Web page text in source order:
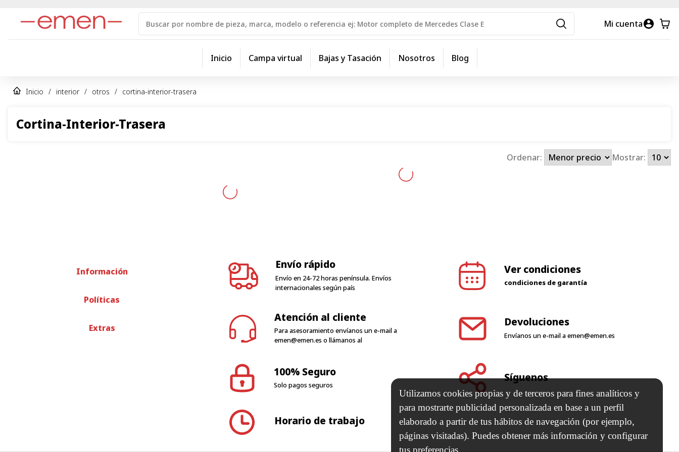
Mi cuenta
Inicio Campa virtual Bajas y Tasación Nosotros Blog
Inicio / interior / otros / cortina-interior-trasera
Cortina-Interior-Trasera
Ordenar: Mostrar:
Información
Políticas
Extras
Envío rápido
Envío en 24-72 horas península. Envíos
internacionales según país
Ver condiciones
condiciones de garantía
Atención al cliente
Para asesoramiento envíanos un e-mail a
emen@emen.es o llámanos al
Devoluciones
Envíanos un e-mail aemen@emen.es
100% Seguro
Solo pagos seguros
Síguenos
Horario de trabajo
Utilizamos cookies propias y de terceros para fines analíticos y
para mostrarte publicidad personalizada en base a un perfil
elaborado a partir de tus hábitos de navegación (por ejemplo,
páginas visitadas). Puedes obtener más información y configurar
tus preferencias.